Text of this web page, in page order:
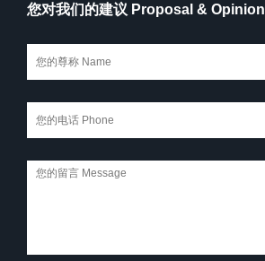
您对我们的建议 Proposal & Opinion